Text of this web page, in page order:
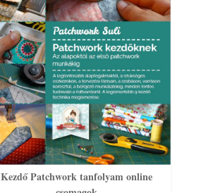
Kezdő Patchwork tanfolyam online